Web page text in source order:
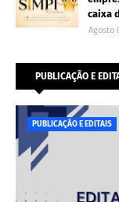
caixa
Agosto
PUBLICAÇÃO E
PUBLICAÇÃO E EDITAIS